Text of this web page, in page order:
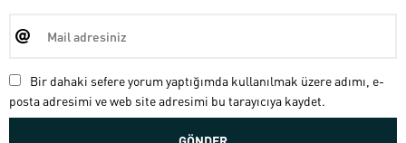
Bir dahaki sefere yorum yaptığımda kullanılmak üzere adımı, e-
posta adresimi ve web site adresimi bu tarayıcıya kaydet.